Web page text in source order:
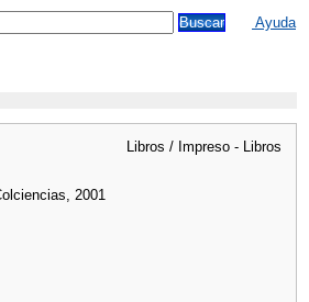
Ayuda
Libros / Impreso - Libros
2001